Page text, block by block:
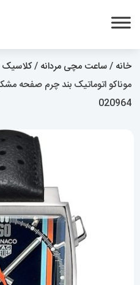
خانه /ساعت مچی مردانه /کلاسیک
020964